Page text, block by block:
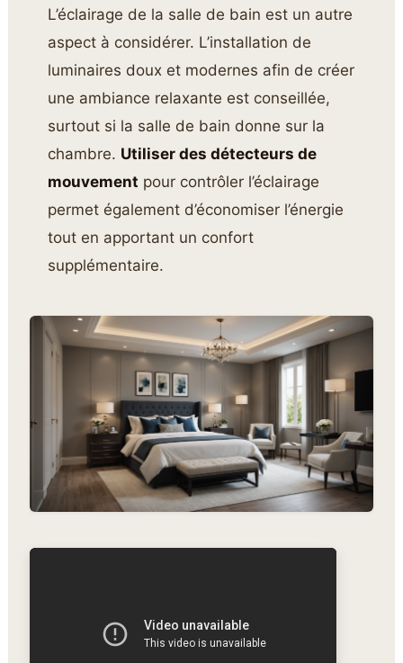
L’éclairage de la salle de bain est un autre
aspect à considérer. L’installation de
luminaires doux et modernes afin de créer
une ambiance relaxante est conseillée,
surtout si la salle de bain donne sur la
chambre. Utiliser des détecteurs de
mouvement pour contrôler l’éclairage
permet également d’économiser l’énergie
tout en apportant un confort
supplémentaire.